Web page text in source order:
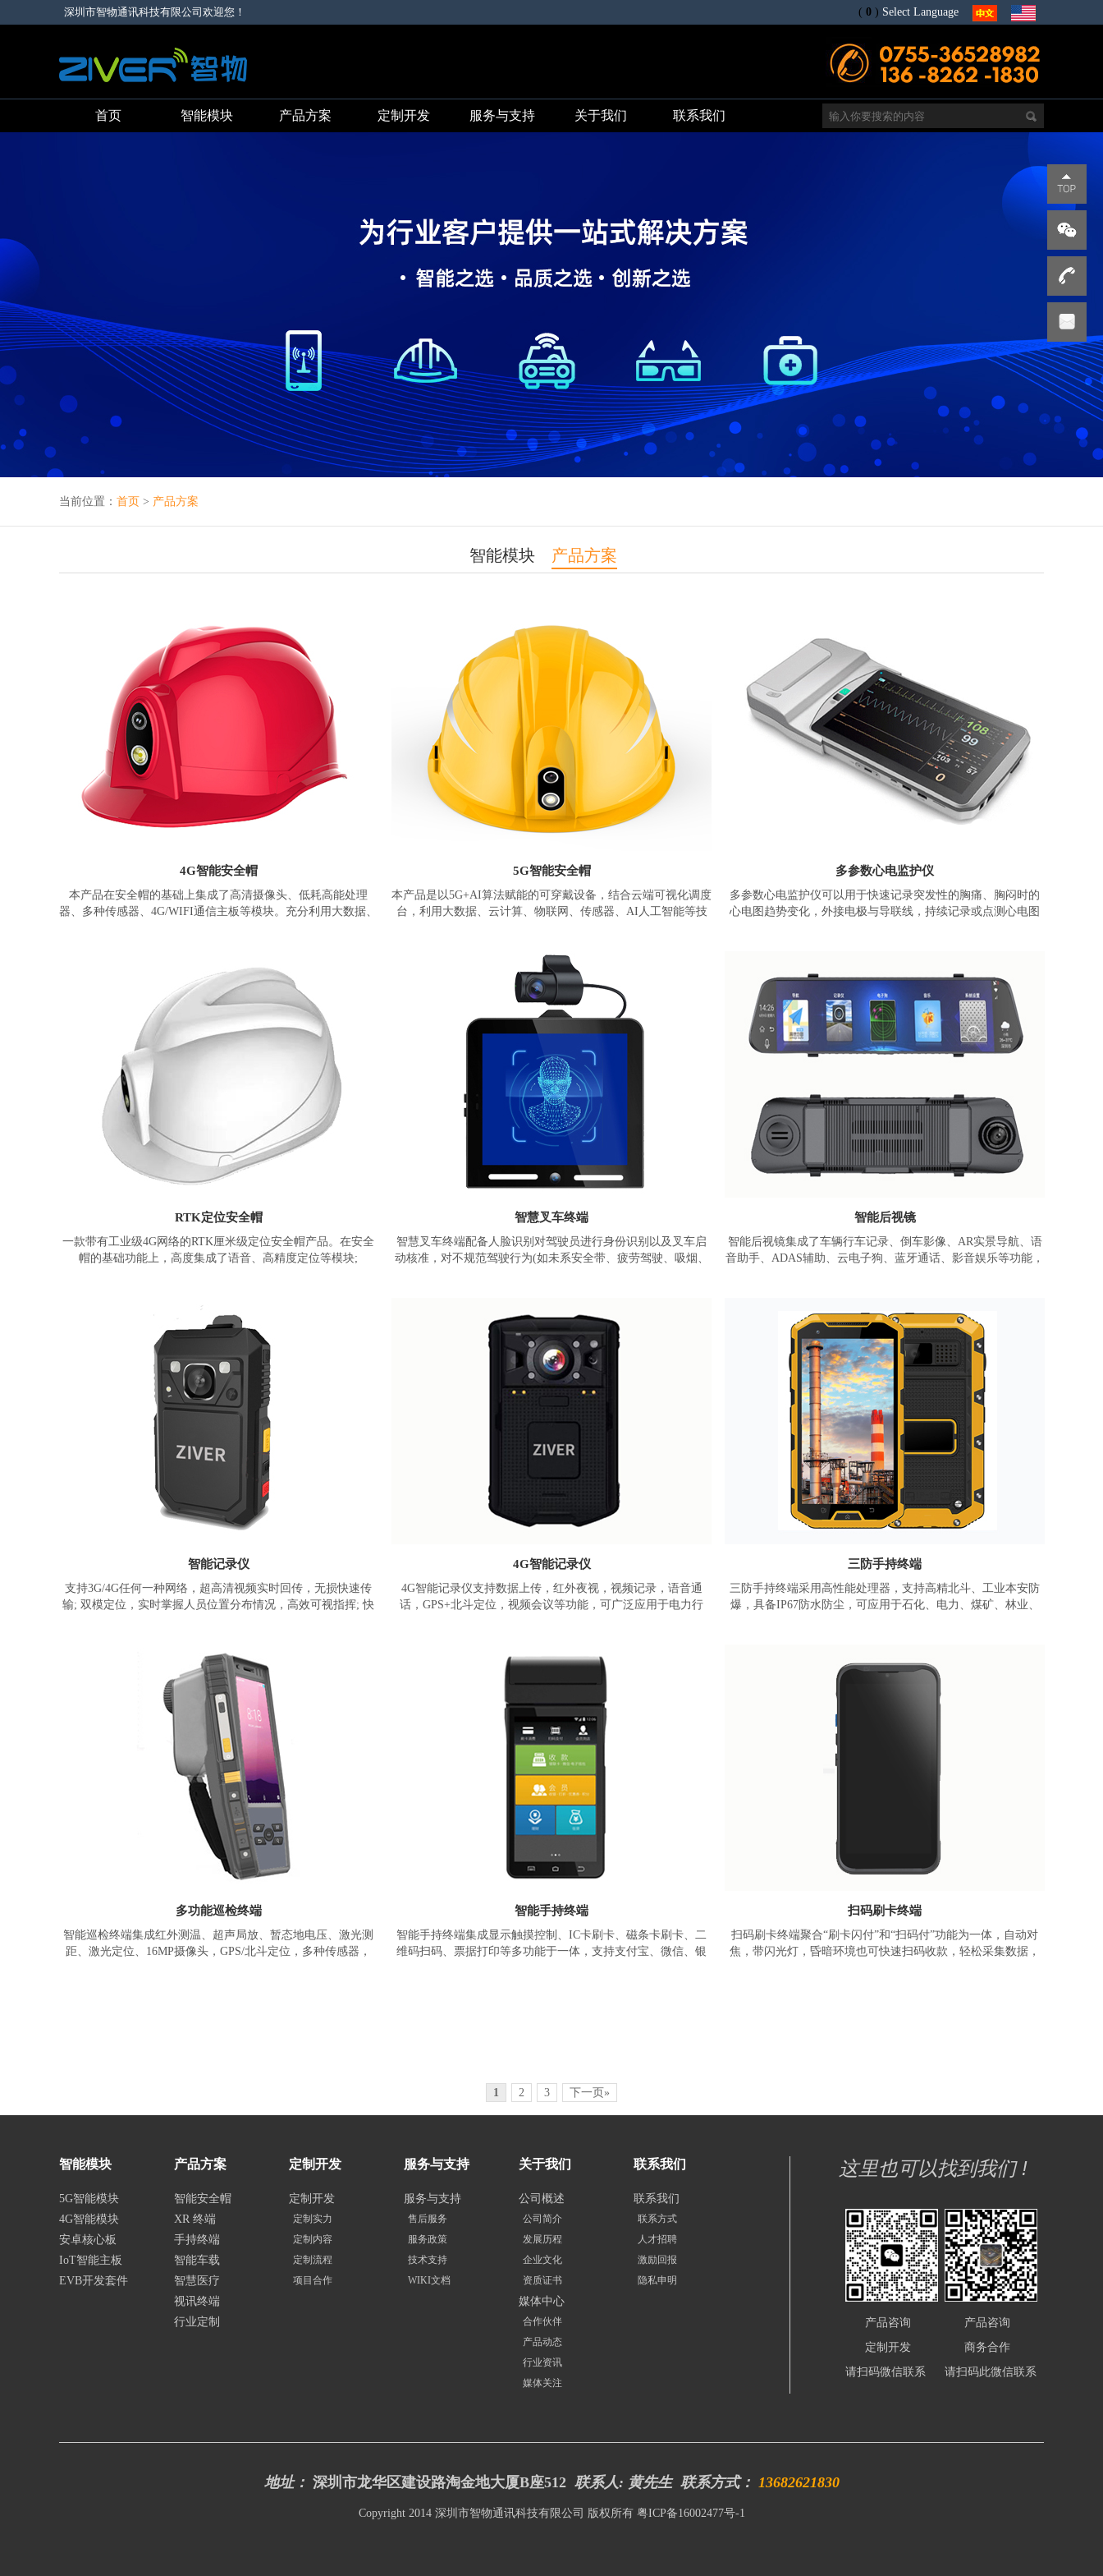
深圳市智物通讯科技有限公司欢迎您！ ( 0 ) Select Language
首页 智能模块 产品方案 定制开发 服务与支持 关于我们 联系我们
当前位置： 首页 > 产品方案
智能模块 产品方案
4G智能安全帽
本产品在安全帽的基础上集成了高清摄像头、低耗高能处理
器、多种传感器、4G/WIFI通信主板等模块。充分利用大数据、
四核/八核低功耗处理器、最高6+256G内存。基础版支持音视频
通话、视频监控、语音广播、GPS/北斗定位、轨迹回放、电子
围栏、脱帽报警、紧急救援、静默报警、跌倒报警等功能。高
配版可选支持云台防抖摄像头、生命体征监测、近电感应、登
高预警、有毒气体监测、AI语音交互、人脸识别、RTK厘米级
5G智能安全帽
本产品是以5G+AI算法赋能的可穿戴设备，结合云端可视化调度
台，利用大数据、云计算、物联网、传感器、AI人工智能等技
旗舰芯、最高8+256G内存。5G基础版支持音视频通话、视频监
控、语音广播、GPS/北斗定位、轨迹回放、电子围栏、脱帽报
警、紧急救援、静默报警、跌倒报警等功能。高配版可选支持
云台防抖摄像头、生命体征监测、近电感应、登高预警、有毒
气体监测、AI语音交互、人脸识别、RTK厘米级定位、UWB室
多参数心电监护仪
多参数心电监护仪可以用于快速记录突发性的胸痛、胸闷时的
心电图趋势变化，外接电极与导联线，持续记录或点测心电图
4G网联的心电图采集的智能医疗系统，支持以太网、2.4G/5G
双频WIFI，硬件输出支持多接口如USB接口、USB HOST接
口、DC接口等; 支持XML、PDF.HL7及DICOM多种格式心电记
录,极大限度提升设备的可读兼容性。
RTK定位安全帽
一款带有工业级4G网络的RTK厘米级定位安全帽产品。在安全
帽的基础功能上，高度集成了语音、高精度定位等模块;
人员进行调度和管理。产品可应用于电力电网、建筑工程、抢
险救灾、铁路检修、是有钻井、矿业煤炭、热力维修、安保
等。
智慧叉车终端
智慧叉车终端配备人脸识别对驾驶员进行身份识别以及叉车启
动核准，对不规范驾驶行为(如未系安全带、疲劳驾驶、吸烟、
基于智物智能车载解决方案产品，采用ZM65系列模块，八核高
速处理器，IP67三防设计。具备4G快速入网和GPS/北斗快速定
位的功能，搭载4.5寸液晶显示屏、人脸识别摄像头和行车记录
摄像头，配置AI算法，以及车辆控制模块，能够实现车辆行为
的实时预警和全方位的监控管理。
智能后视镜
智能后视镜集成了车辆行车记录、倒车影像、AR实景导航、语
音助手、ADAS辅助、云电子狗、蓝牙通话、影音娱乐等功能，
支持高清双镜头，1080P前后录像，结合4G网络实现远程监控，
微信互联，在线音乐等功能。
智能记录仪
支持3G/4G任何一种网络，超高清视频实时回传，无损快速传
输; 双模定位，实时掌握人员位置分布情况，高效可视指挥; 快
标;
采用联发科8核2.0GHz高性能处理器，7nm制程工艺，运行
Andriod 10.0操作系统，兼具低功耗、性能强劲和高能效。可更
换电池，更换电池不断电，单电池支持1080P连续录像8小时，
支持5V/2A快充，增强型EIS防抖，便于工作人员在各种环境中
采集音视频证据使用。
4G智能记录仪
4G智能记录仪支持数据上传，红外夜视，视频记录，语音通
话，GPS+北斗定位，视频会议等功能，可广泛应用于电力行
基于联发科八核 64 位 ARM Cortex-A53 处理器，配合4GB大内
存RAM;高亮度、不畏阳光的2.6寸电容触摸屏;内置1300万高清
摄像头，搭载高度定制化的android9.0(可定制Android10.0以上)
操作系统，其性能强大、多媒体功能丰富。
三防手持终端
三防手持终端采用高性能处理器，支持高精北斗、工业本安防
爆，具备IP67防水防尘，可应用于石化、电力、煤矿、林业、
像头、NFC、3A快速充电、1D/2D扫描(选配)、高精度定位(选
多功能巡检终端
智能巡检终端集成红外测温、超声局放、暂态地电压、激光测
距、激光定位、16MP摄像头，GPS/北斗定位，多种传感器，
智能手持终端
智能手持终端集成显示触摸控制、IC卡刷卡、磁条卡刷卡、二
维码扫码、票据打印等多功能于一体，支持支付宝、微信、银
扫码刷卡终端
扫码刷卡终端聚合“刷卡闪付”和“扫码付”功能为一体，自动对
焦，带闪光灯，昏暗环境也可快速扫码收款，轻松采集数据，
1 2 3 下一页»
智能模块
5G智能模块
4G智能模块
安卓核心板
IoT智能主板
EVB开发套件
产品方案
智能安全帽
XR 终端
手持终端
智能车载
智慧医疗
视讯终端
行业定制
定制开发
定制开发
定制实力
定制内容
定制流程
项目合作
服务与支持
服务与支持
售后服务
服务政策
技术支持
WIKI文档
关于我们
公司概述
公司简介
发展历程
企业文化
资质证书
媒体中心
合作伙伴
产品动态
行业资讯
媒体关注
联系我们
联系我们
联系方式
人才招聘
激励回报
隐私申明
这里也可以找到我们 !
产品咨询
定制开发
请扫码微信联系
产品咨询
商务合作
请扫码此微信联系
地址： 深圳市龙华区建设路淘金地大厦B座512联系人: 黄先生 联系方式： 13682621830
Copyright 2014 深圳市智物通讯科技有限公司 版权所有 粤ICP备16002477号-1